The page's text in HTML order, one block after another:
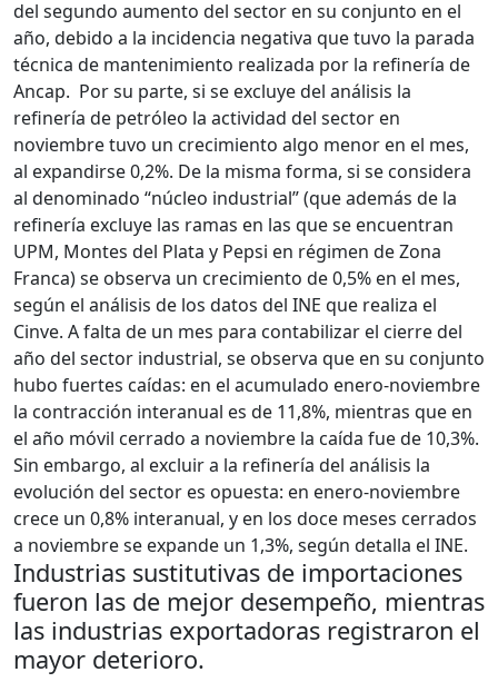
del segundo aumento del sector en su conjunto en el
año, debido a la incidencia negativa que tuvo la parada
técnica de mantenimiento realizada por la refinería de
Ancap. Por su parte, si se excluye del análisis la
refinería de petróleo la actividad del sector en
noviembre tuvo un crecimiento algo menor en el mes,
al expandirse 0,2%. De la misma forma, si se considera
al denominado “núcleo industrial” (que además de la
refinería excluye las ramas en las que se encuentran
UPM, Montes del Plata y Pepsi en régimen de Zona
Franca) se observa un crecimiento de 0,5% en el mes,
según el análisis de los datos del INE que realiza el
Cinve. A falta de un mes para contabilizar el cierre del
año del sector industrial, se observa que en su conjunto
hubo fuertes caídas: en el acumulado enero-noviembre
la contracción interanual es de 11,8%, mientras que en
el año móvil cerrado a noviembre la caída fue de 10,3%.
Sin embargo, al excluir a la refinería del análisis la
evolución del sector es opuesta: en enero-noviembre
crece un 0,8% interanual, y en los doce meses cerrados
a noviembre se expande un 1,3%, según detalla el INE.
Industrias sustitutivas de importaciones
fueron las de mejor desempeño, mientras
las industrias exportadoras registraron el
mayor deterioro.